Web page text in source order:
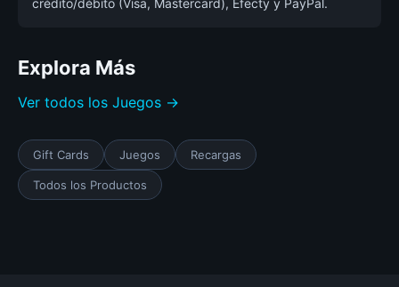
Explora Más
Ver todos los Juegos →
Gift Cards Juegos Recargas
Todos los Productos